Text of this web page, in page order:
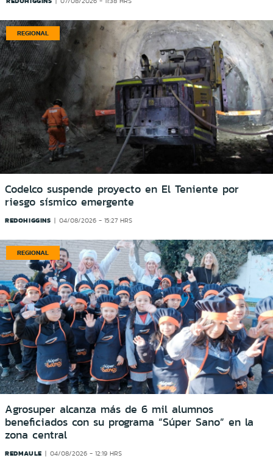
REGIONAL
Codelco suspende proyecto en El Teniente por
riesgo sísmico emergente
REDOHIGGINS 04/08/2026 - 15:27 HRS
REGIONAL
Agrosuper alcanza más de 6 mil alumnos
beneficiados con su programa “Súper Sano” en la
zona central
REDMAULE 04/08/2026 - 12:19 HRS